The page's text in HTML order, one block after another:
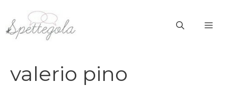
contenuto
valerio pino